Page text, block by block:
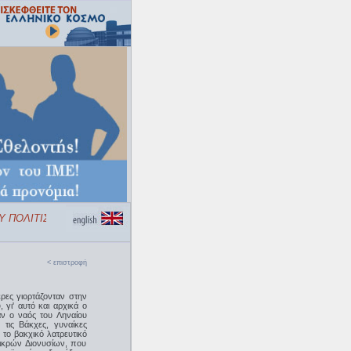
«ΕΛΛΗΝΙΚΟΣ ΚΟΣΜΟΣ»
< επιστροφή
γιορτάζονταν στην
γι' αυτό και αρχικά ο
ο ναός του Ληναίου
Βάκχες, γυναίκες
βακχικό λατρευτικό
Διονυσίων, που